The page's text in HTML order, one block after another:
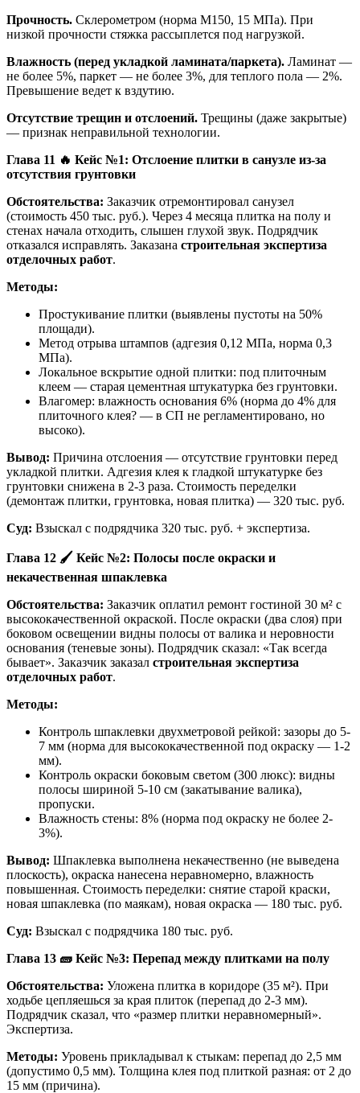
Прочность. Склерометром (норма M150, 15 МПа). При
низкой прочности стяжка рассыплется под нагрузкой.
Влажность (перед укладкой ламината/паркета). Ламинат —
не более 5%, паркет — не более 3%, для теплого пола — 2%.
Превышение ведет к вздутию.
Отсутствие трещин и отслоений. Трещины (даже закрытые)
— признак неправильной технологии.
Глава 11 🔥 Кейс №1: Отслоение плитки в санузле из-за
отсутствия грунтовки
Обстоятельства: Заказчик отремонтировал санузел
(стоимость 450 тыс. руб.). Через 4 месяца плитка на полу и
стенах начала отходить, слышен глухой звук. Подрядчик
отказался исправлять. Заказана строительная экспертиза
отделочных работ.
Методы:
Простукивание плитки (выявлены пустоты на 50%
площади).
Метод отрыва штампов (адгезия 0,12 МПа, норма 0,3
МПа).
Локальное вскрытие одной плитки: под плиточным
клеем — старая цементная штукатурка без грунтовки.
Влагомер: влажность основания 6% (норма до 4% для
плиточного клея? — в СП не регламентировано, но
высоко).
Вывод: Причина отслоения — отсутствие грунтовки перед
укладкой плитки. Адгезия клея к гладкой штукатурке без
грунтовки снижена в 2-3 раза. Стоимость переделки
(демонтаж плитки, грунтовка, новая плитка) — 320 тыс. руб.
Суд: Взыскал с подрядчика 320 тыс. руб. + экспертиза.
Глава 12 🖌 ️ Кейс №2: Полосы после окраски и
некачественная шпаклевка
Обстоятельства: Заказчик оплатил ремонт гостиной 30 м² с
высококачественной окраской. После окраски (два слоя) при
боковом освещении видны полосы от валика и неровности
основания (теневые зоны). Подрядчик сказал: «Так всегда
бывает». Заказчик заказал строительная экспертиза
отделочных работ.
Методы:
Контроль шпаклевки двухметровой рейкой: зазоры до 5-
7 мм (норма для высококачественной под окраску — 1-2
мм).
Контроль окраски боковым светом (300 люкс): видны
полосы шириной 5-10 см (закатывание валика),
пропуски.
Влажность стены: 8% (норма под окраску не более 2-
3%).
Вывод: Шпаклевка выполнена некачественно (не выведена
плоскость), окраска нанесена неравномерно, влажность
повышенная. Стоимость переделки: снятие старой краски,
новая шпаклевка (по маякам), новая окраска — 180 тыс. руб.
Суд: Взыскал с подрядчика 180 тыс. руб.
Глава 13 🧱 Кейс №3: Перепад между плитками на полу
Обстоятельства: Уложена плитка в коридоре (35 м²). При
ходьбе цепляешься за края плиток (перепад до 2-3 мм).
Подрядчик сказал, что «размер плитки неравномерный».
Экспертиза.
Методы: Уровень прикладывал к стыкам: перепад до 2,5 мм
(допустимо 0,5 мм). Толщина клея под плиткой разная: от 2 до
15 мм (причина).